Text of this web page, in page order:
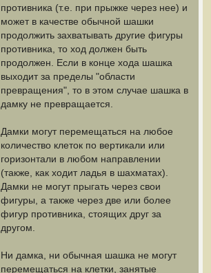
противника (т.е. при прыжке через нее) и
может в качестве обычной шашки
продолжить захватывать другие фигуры
противника, то ход должен быть
продолжен. Если в конце хода шашка
выходит за пределы "области
превращения", то в этом случае шашка в
дамку не превращается.
Дамки могут перемещаться на любое
количество клеток по вертикали или
горизонтали в любом направлении
(также, как ходит ладья в шахматах).
Дамки не могут прыгать через свои
фигуры, а также через две или более
фигур противника, стоящих друг за
другом.
Ни дамка, ни обычная шашка не могут
перемещаться на клетки, занятые